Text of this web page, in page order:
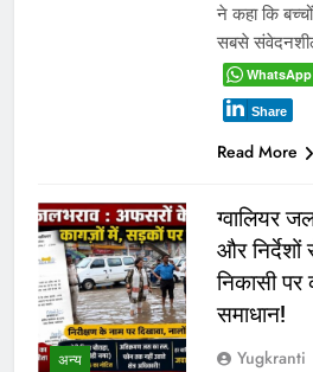
ने कहा कि
सबसे
WhatsApp
Share
Read More
अन्य
ग्वालियर
और
निकासी
समाधान!
Yugkranti